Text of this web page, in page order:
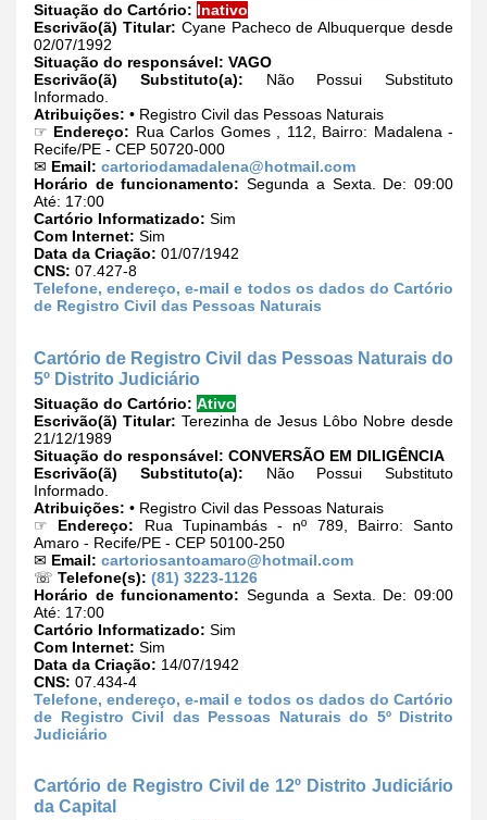
Situação do Cartório: Inativo
Escrivão(ã) Titular: Cyane Pacheco de Albuquerque desde
02/07/1992
Situação do responsável: VAGO
Escrivão(ã) Substituto(a): Não Possui Substituto
Informado.
Atribuições: • Registro Civil das Pessoas Naturais
☞ Endereço: Rua Carlos Gomes , 112, Bairro: Madalena -
Recife/PE - CEP 50720-000
✉ Email: cartoriodamadalena@hotmail.com
Horário de funcionamento: Segunda a Sexta. De: 09:00
Até: 17:00
Cartório Informatizado: Sim
Com Internet: Sim
Data da Criação: 01/07/1942
CNS: 07.427-8
Telefone, endereço, e-mail e todos os dados do Cartório
de Registro Civil das Pessoas Naturais
Cartório de Registro Civil das Pessoas Naturais do
5º Distrito Judiciário
Situação do Cartório: Ativo
Escrivão(ã) Titular: Terezinha de Jesus Lôbo Nobre desde
21/12/1989
Situação do responsável: CONVERSÃO EM DILIGÊNCIA
Escrivão(ã) Substituto(a): Não Possui Substituto
Informado.
Atribuições: • Registro Civil das Pessoas Naturais
☞ Endereço: Rua Tupinambás - nº 789, Bairro: Santo
Amaro - Recife/PE - CEP 50100-250
✉ Email: cartoriosantoamaro@hotmail.com
☏ Telefone(s): (81) 3223-1126
Horário de funcionamento: Segunda a Sexta. De: 09:00
Até: 17:00
Cartório Informatizado: Sim
Com Internet: Sim
Data da Criação: 14/07/1942
CNS: 07.434-4
Telefone, endereço, e-mail e todos os dados do Cartório
de Registro Civil das Pessoas Naturais do 5º Distrito
Judiciário
Cartório de Registro Civil de 12º Distrito Judiciário
da Capital